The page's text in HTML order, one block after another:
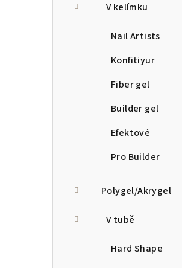
V kelímku
Nail Artists
Konfitiyur
Fiber gel
Builder gel
Efektové
Pro Builder
Polygel/Akrygel
V tubě
Hard Shape